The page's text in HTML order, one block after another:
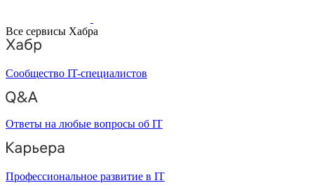
Все сервисы Хабра
Сообщество IT-специалистов
Ответы на любые вопросы об IT
Профессиональное развитие в IT